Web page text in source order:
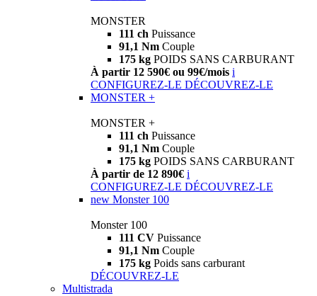
MONSTER
111 ch Puissance
91,1 Nm Couple
175 kg POIDS SANS CARBURANT
À partir 12 590€ ou 99€/mois i
CONFIGUREZ-LE DÉCOUVREZ-LE
MONSTER +
MONSTER +
111 ch Puissance
91,1 Nm Couple
175 kg POIDS SANS CARBURANT
À partir de 12 890€ i
CONFIGUREZ-LE DÉCOUVREZ-LE
new Monster 100
Monster 100
111 CV Puissance
91,1 Nm Couple
175 kg Poids sans carburant
DÉCOUVREZ-LE
Multistrada